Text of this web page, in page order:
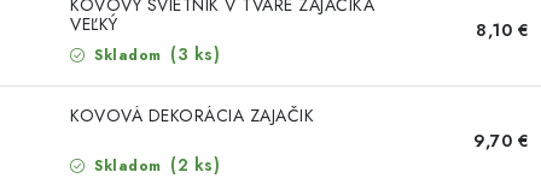
KVETY A BYLINKY
SADIVÁ
KOVOVÝ SVIETNIK V TVARE ZAJAČIKA
VEĽKÝ
Skladom (3 ks)
8,10 €
KOVOVÁ DEKORÁCIA ZAJAČIK
Skladom (2 ks)
9,70 €